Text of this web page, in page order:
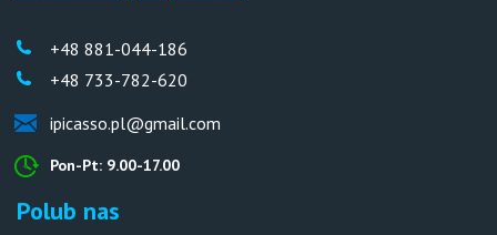
+48 881-044-186
+48 733-782-620
ipicasso.pl@gmail.com
Pon-Pt: 9.00-17.00
Polub nas